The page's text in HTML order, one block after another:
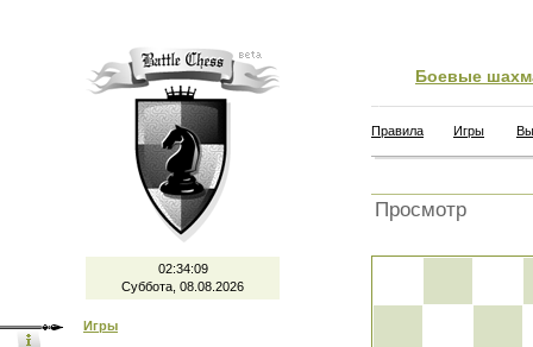
02:34:10
Суббота, 08.08.2026
Игры
Боевые
Правила Игры
Просмотр